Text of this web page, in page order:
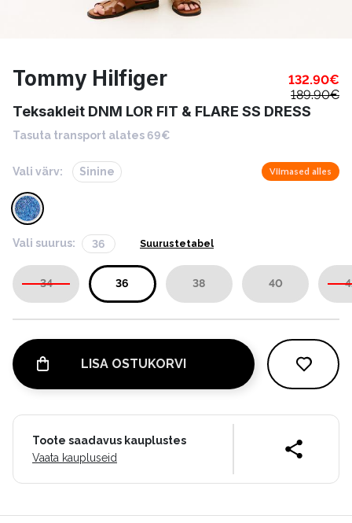
Tommy Hilfiger 132.90€
189.90€
Teksakleit DNM LOR FIT & FLARE SS DRESS
Tasuta transport alates 69€
Vali värv: Sinine Viimased alles
Vali suurus: 36 Suurustetabel
34 36 38 40
LISA OSTUKORVI
Toote saadavus kauplustes
Vaata kaupluseid